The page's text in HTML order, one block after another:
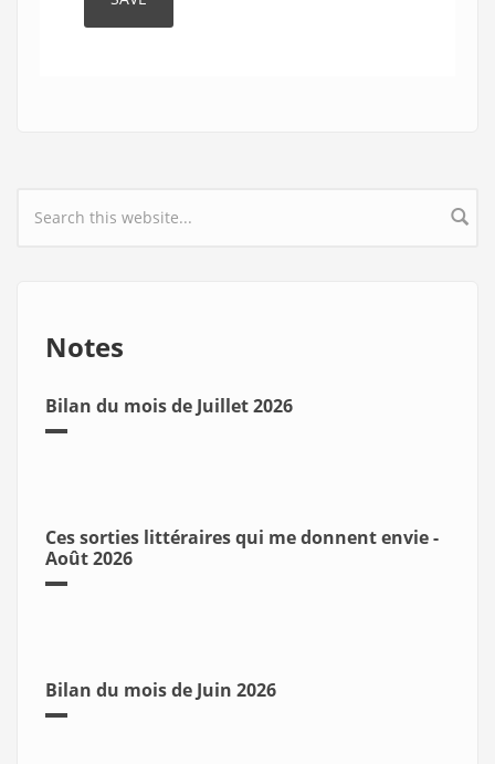
Search form
Notes
Bilan du mois de Juillet 2026
Ces sorties littéraires qui me donnent envie -
Août 2026
Bilan du mois de Juin 2026